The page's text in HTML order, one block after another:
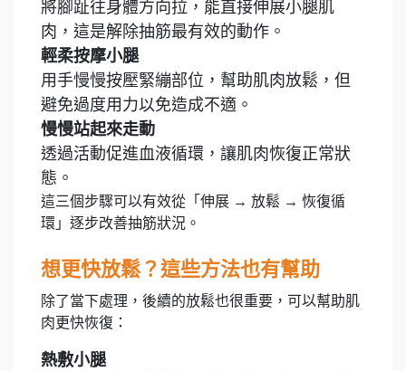
將腳趾往身體方向拉，能直接伸展小腿肌
肉，這是解除抽筋最有效的動作。
輕柔按摩小腿
用手慢慢按壓緊繃部位，幫助肌肉放鬆，但
避免過度用力以免造成不適。
慢慢站起來走動
透過活動促進血液循環，讓肌肉恢復正常狀
態。
這三個步驟可以有效從「伸展 → 放鬆 → 恢復循
環」逐步改善抽筋狀況。
想更快放鬆？這些方法也有幫助
除了當下處理，後續的放鬆也很重要，可以幫助肌
肉更快恢復：
熱敷小腿